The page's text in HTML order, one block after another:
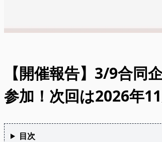
【開催報告】3/9合同
参加！次回は2026年
目次